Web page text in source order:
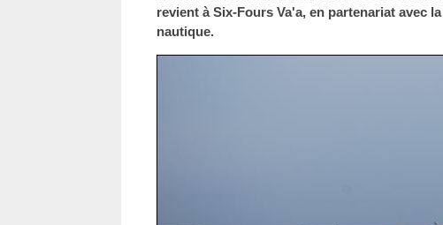
revient à Six-Fours Va'a, en partenariat avec
nautique.